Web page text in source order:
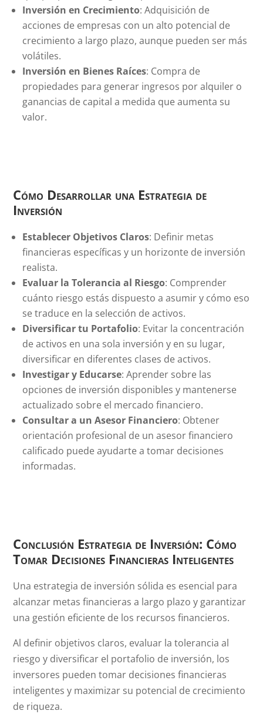
Inversión en Crecimiento: Adquisición de
acciones de empresas con un alto potencial de
crecimiento a largo plazo, aunque pueden ser más
volátiles.
Inversión en Bienes Raíces: Compra de
propiedades para generar ingresos por alquiler o
ganancias de capital a medida que aumenta su
valor.
Cómo Desarrollar una Estrategia de
Inversión
Establecer Objetivos Claros: Definir metas
financieras específicas y un horizonte de inversión
realista.
Evaluar la Tolerancia al Riesgo: Comprender
cuánto riesgo estás dispuesto a asumir y cómo eso
se traduce en la selección de activos.
Diversificar tu Portafolio: Evitar la concentración
de activos en una sola inversión y en su lugar,
diversificar en diferentes clases de activos.
Investigar y Educarse: Aprender sobre las
opciones de inversión disponibles y mantenerse
actualizado sobre el mercado financiero.
Consultar a un Asesor Financiero: Obtener
orientación profesional de un asesor financiero
calificado puede ayudarte a tomar decisiones
informadas.
Conclusión Estrategia de Inversión: Cómo
Tomar Decisiones Financieras Inteligentes
Una estrategia de inversión sólida es esencial para
alcanzar metas financieras a largo plazo y garantizar
una gestión eficiente de los recursos financieros.
Al definir objetivos claros, evaluar la tolerancia al
riesgo y diversificar el portafolio de inversión, los
inversores pueden tomar decisiones financieras
inteligentes y maximizar su potencial de crecimiento
de riqueza.